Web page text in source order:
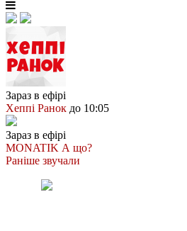
Зараз в ефірі
Хеппі Ранок до 10:05
Зараз в ефірі
MONATIK А що?
Раніше звучали